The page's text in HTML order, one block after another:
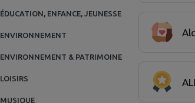
ÉDUCATION, ENFANCE, JEUNESSE
ENVIRONNEMENT
ENVIRONNEMENT & PATRIMOINE
LOISIRS
MUSIQUE